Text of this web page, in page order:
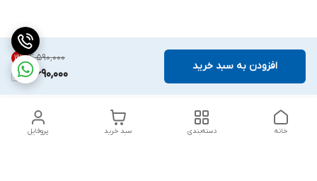
۴٬۵۹۰٬۰۰۰ 19%
3,690,000
افزودن به سبد خرید
پروفایل سبد خرید دسته‌بندی خانه